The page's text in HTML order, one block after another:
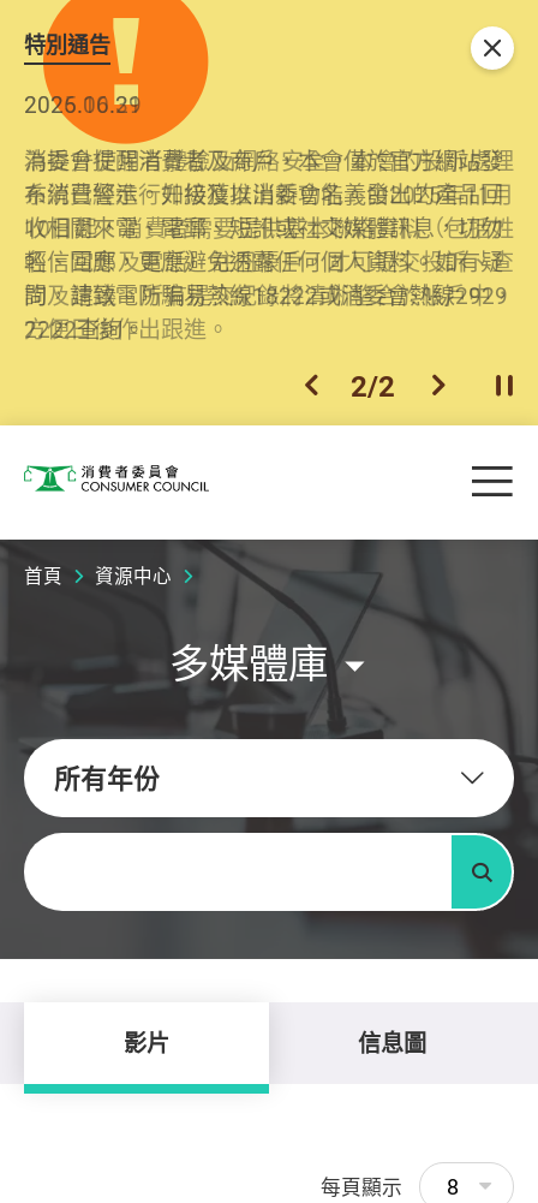
特別通告
2026.06.29
消委會提醒消費者及商戶，本會僅於官方網站發
布消費警示。如接獲以消委會名義發出的產品回
收相關來電、電郵、短訊或社交媒體訊息，切勿
輕信回應，更應避免透露任何個人資料。如有疑
問，請致電防騙易熱線18222或消委會熱線2929
2222查詢。
2025.10.31
為提升使用者體驗及網絡安全，本會的投訴處理
系統已經進行升級及推出新功能。由2025年11月
10日起，消費者需要提供基本聯絡資料（包括姓
名、電郵及電話）註冊帳戶，才可提交投訴、查
詢及建議。所有提交紀錄將清晰整合於帳戶中，
方便日後作出跟進。
上一個
2/2 下一個開
關閉
消費者委員會 目
首頁 資源中心
多媒體庫
所有年份
關鍵字
搜尋
影片 信息圖
每頁顯示 8